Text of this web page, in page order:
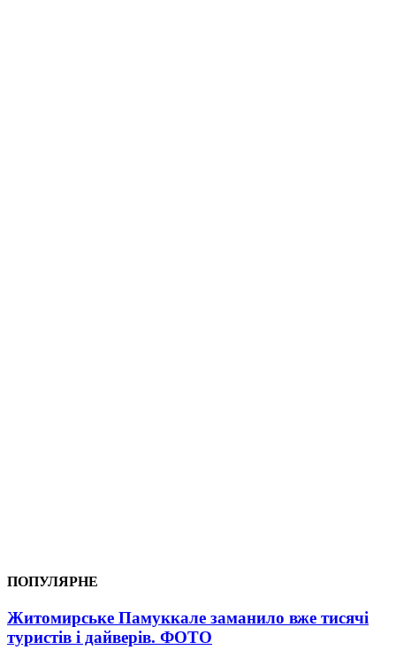
ПОПУЛЯРНЕ
Житомирське Памуккале заманило вже тисячі
туристів і дайверів. ФОТО